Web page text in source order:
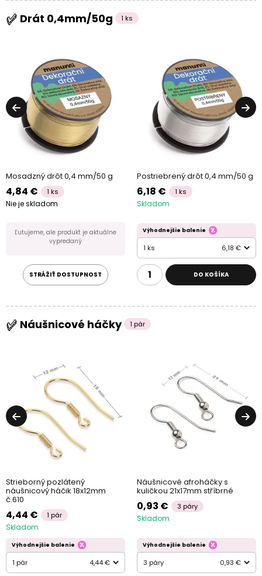
Drát 0,4mm/50g 1 ks
Mosadzný drôt 0,4 mm/50 g
4,84 € 1 ks
Nie je skladom
Ľutujeme, ale produkt je aktuálne
vypredaný
STRÁŽIŤ DOSTUPNOST
Postriebrený drôt 0,4 mm/50 g
6,18 € 1 ks
Skladom
Výhodnejšie balenie
1 ks 6,18 €
DO KOŠÍKA
Náušnicové háčky 1 pár
Strieborný pozlátený
náušnicový háčik 18x12mm
č.610
4,44 € 1 pár
Skladom
Výhodnejšie balenie
1 pár 4,44 €
Náušnicové afroháčky s
kuličkou 21x17mm stříbrné
0,93 € 3 páry
Skladom
Výhodnejšie balenie
3 páry 0,93 €